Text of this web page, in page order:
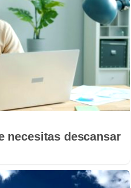
necesitas descansar